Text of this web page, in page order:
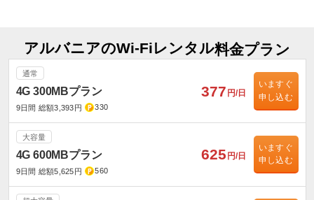
アルバニアのWi-Fiレンタル料金プラン
通常
4G 300MBプラン
9日間 総額3,393円 330
377 円/日
いますぐ
申し込む
大容量
4G 600MBプラン
9日間 総額5,625円 560
625 円/日
いますぐ
申し込む